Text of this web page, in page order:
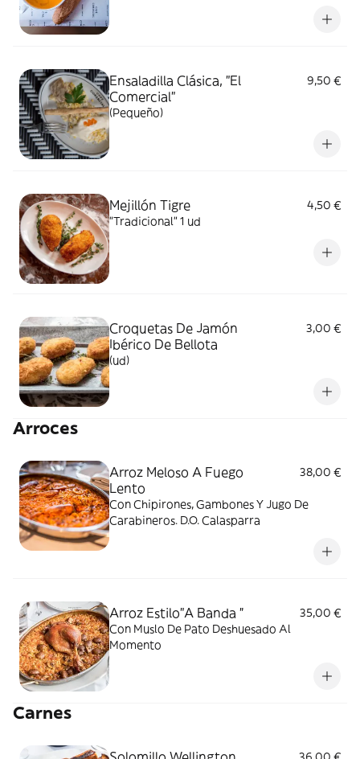
Ensaladilla Clásica, "El
Comercial"
9,50 €
(Pequeño)
Mejillón Tigre
4,50 €
"Tradicional" 1 ud
Croquetas De Jamón
Ibérico De Bellota
3,00 €
(ud)
Arroces
Arroz Meloso A Fuego
Lento
38,00 €
Con Chipirones, Gambones Y Jugo De
Carabineros. D.O. Calasparra
Arroz Estilo"A Banda ”
35,00 €
Con Muslo De Pato Deshuesado Al
Momento
Carnes